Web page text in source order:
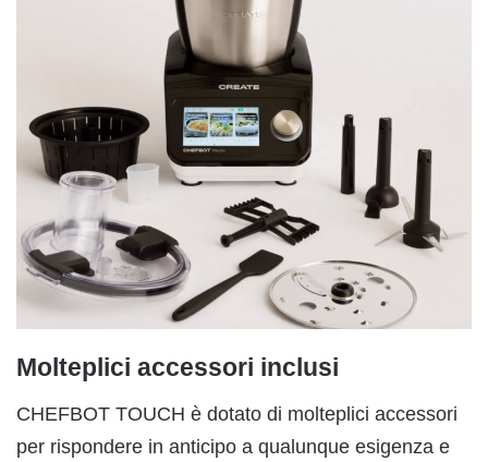
Molteplici accessori inclusi
CHEFBOT TOUCH è dotato di molteplici accessori
per rispondere in anticipo a qualunque esigenza e